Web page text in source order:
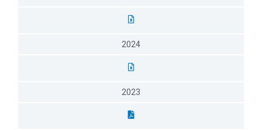
2024
2023